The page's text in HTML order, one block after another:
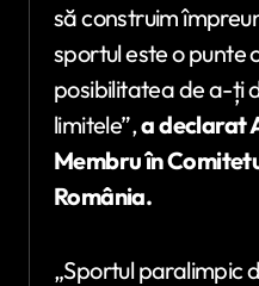
să construim
sportul este o punte
posibilitatea de a-ți
limitele”,a declarat
Membru în
România.
„Sportul paralimpic